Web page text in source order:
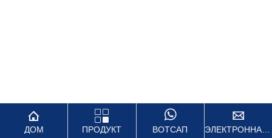

ДОМ

ПРОДУКТ

ВОТСАП

ЭЛЕКТРОННАЯ ПОЧТА